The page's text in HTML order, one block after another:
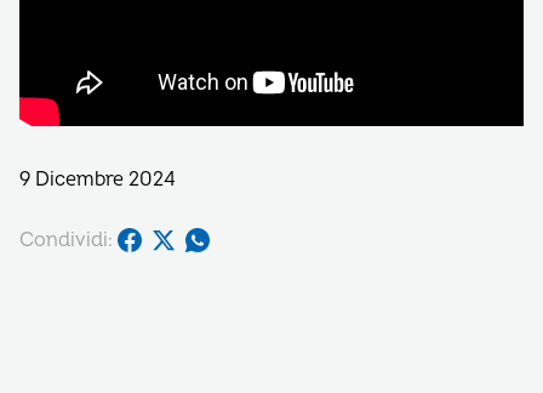
9 Dicembre 2024
Condividi: